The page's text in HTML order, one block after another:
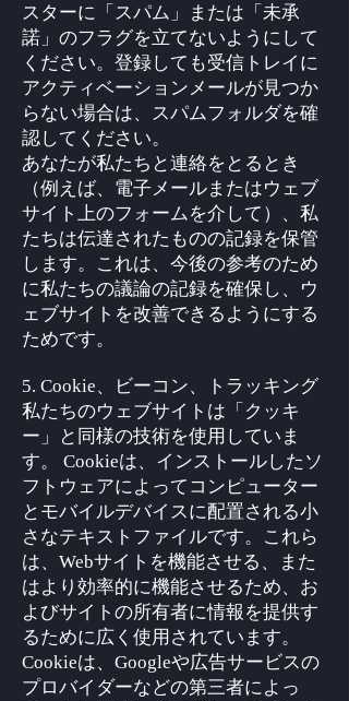
スターに「スパム」または「未承
諾」のフラグを立てないようにして
ください。登録しても受信トレイに
アクティベーションメールが見つか
らない場合は、スパムフォルダを確
認してください。
あなたが私たちと連絡をとるとき
（例えば、電子メールまたはウェブ
サイト上のフォームを介して）、私
たちは伝達されたものの記録を保管
します。これは、今後の参考のため
に私たちの議論の記録を確保し、ウ
ェブサイトを改善できるようにする
ためです。
5. Cookie、ビーコン、トラッキング
私たちのウェブサイトは「クッキ
ー」と同様の技術を使用していま
す。 Cookieは、インストールしたソ
フトウェアによってコンピューター
とモバイルデバイスに配置される小
さなテキストファイルです。これら
は、Webサイトを機能させる、また
はより効率的に機能させるため、お
よびサイトの所有者に情報を提供す
るために広く使用されています。
Cookieは、Googleや広告サービスの
プロバイダーなどの第三者によっ